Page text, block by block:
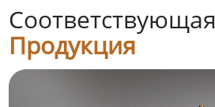
Соответствующая
Продукция